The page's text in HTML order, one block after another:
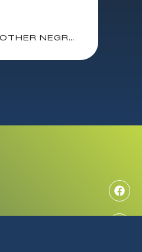
TAMBOR BROTHER NEGRO HL-1110 / DCP-1510 / MFC-1810 10.000 PAG. (DR1050)